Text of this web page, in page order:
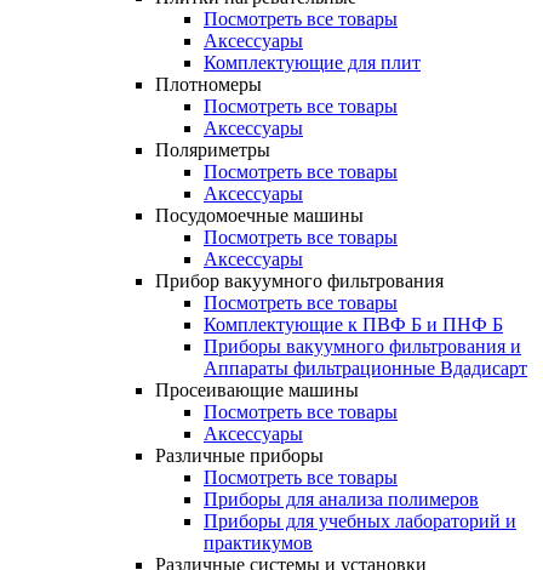
Посмотреть все товары
Аксессуары
Комплектующие для плит
Плотномеры
Посмотреть все товары
Аксессуары
Поляриметры
Посмотреть все товары
Аксессуары
Посудомоечные машины
Посмотреть все товары
Аксессуары
Прибор вакуумного фильтрования
Посмотреть все товары
Комплектующие к ПВФ Б и ПНФ Б
Приборы вакуумного фильтрования и
Аппараты фильтрационные Вдадисарт
Просеивающие машины
Посмотреть все товары
Аксессуары
Различные приборы
Посмотреть все товары
Приборы для анализа полимеров
Приборы для учебных лабораторий и
практикумов
Различные системы и установки